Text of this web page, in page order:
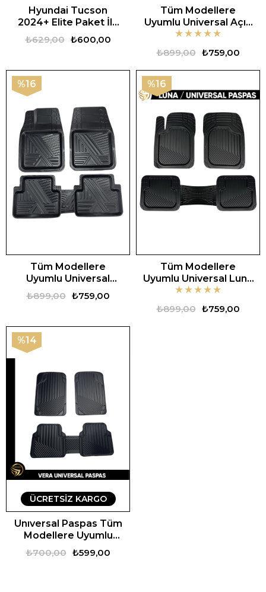
Hyundai Tucson
2024+ Elite Paket İle
Uyumlu Araca Özel 3D
Bagaj Havuzu
₺600,00
₺629,00
Tüm Modellere
Uyumlu Universal Açık
Zebra Oto Paspas
★★★★★
₺759,00
₺899,00
Tüm Modellere
Uyumlu Universal
Kapalı Zebra Oto
Paspas
₺759,00
₺899,00
%16
Tüm Modellere
Uyumlu Universal Luna
Oto Paspas
★★★★★
₺759,00
₺899,00
%16
Unıversal Paspas Tüm
Modellere Uyumlu
Universal Vera Oto
Paspas
₺599,00
₺700,00
%14
ÜCRETSIZ KARGO